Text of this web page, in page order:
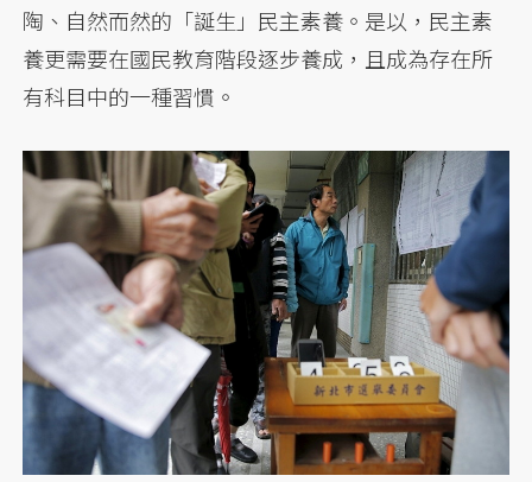
陶、自然而然的「誕生」民主素養。是以，民主素
養更需要在國民教育階段逐步養成，且成為存在所
有科目中的一種習慣。